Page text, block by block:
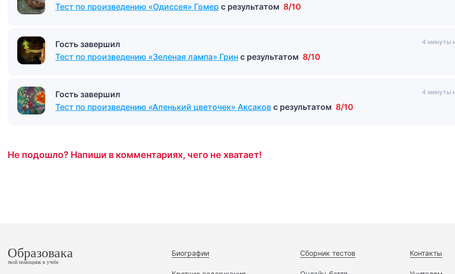
Тест по произведению «Одиссея» Гомер с результатом 8/10
Гость завершил
Тест по произведению «Зеленая лампа» Грин с результатом 8/10
4 минуты
Гость завершил
Тест по произведению «Аленький цветочек» Аксаков с результатом 8/10
4 минуты
Не подошло? Напиши в комментариях, чего не хватает!
Образовака
твой помощник в учебе
Биографии Сборник тестов Контакты